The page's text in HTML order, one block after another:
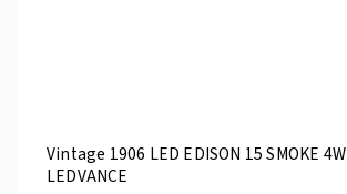
Vintage 1906 LED EDISON 15 SMOKE 4W
LEDVANCE